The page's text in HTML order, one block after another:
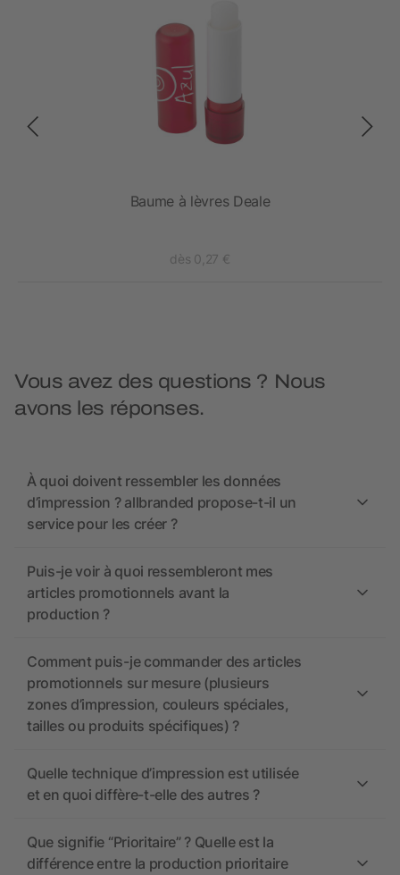
Baume à lèvres Deale
dès 0,27 €
Vous avez des questions ? Nous
avons les réponses.
À quoi doivent ressembler les données
d’impression ? allbranded propose-t-il un
service pour les créer ?
Puis-je voir à quoi ressembleront mes
articles promotionnels avant la
production ?
Comment puis-je commander des articles
promotionnels sur mesure (plusieurs
zones d’impression, couleurs spéciales,
tailles ou produits spécifiques) ?
Quelle technique d’impression est utilisée
et en quoi diffère-t-elle des autres ?
Que signifie “Prioritaire” ? Quelle est la
différence entre la production prioritaire